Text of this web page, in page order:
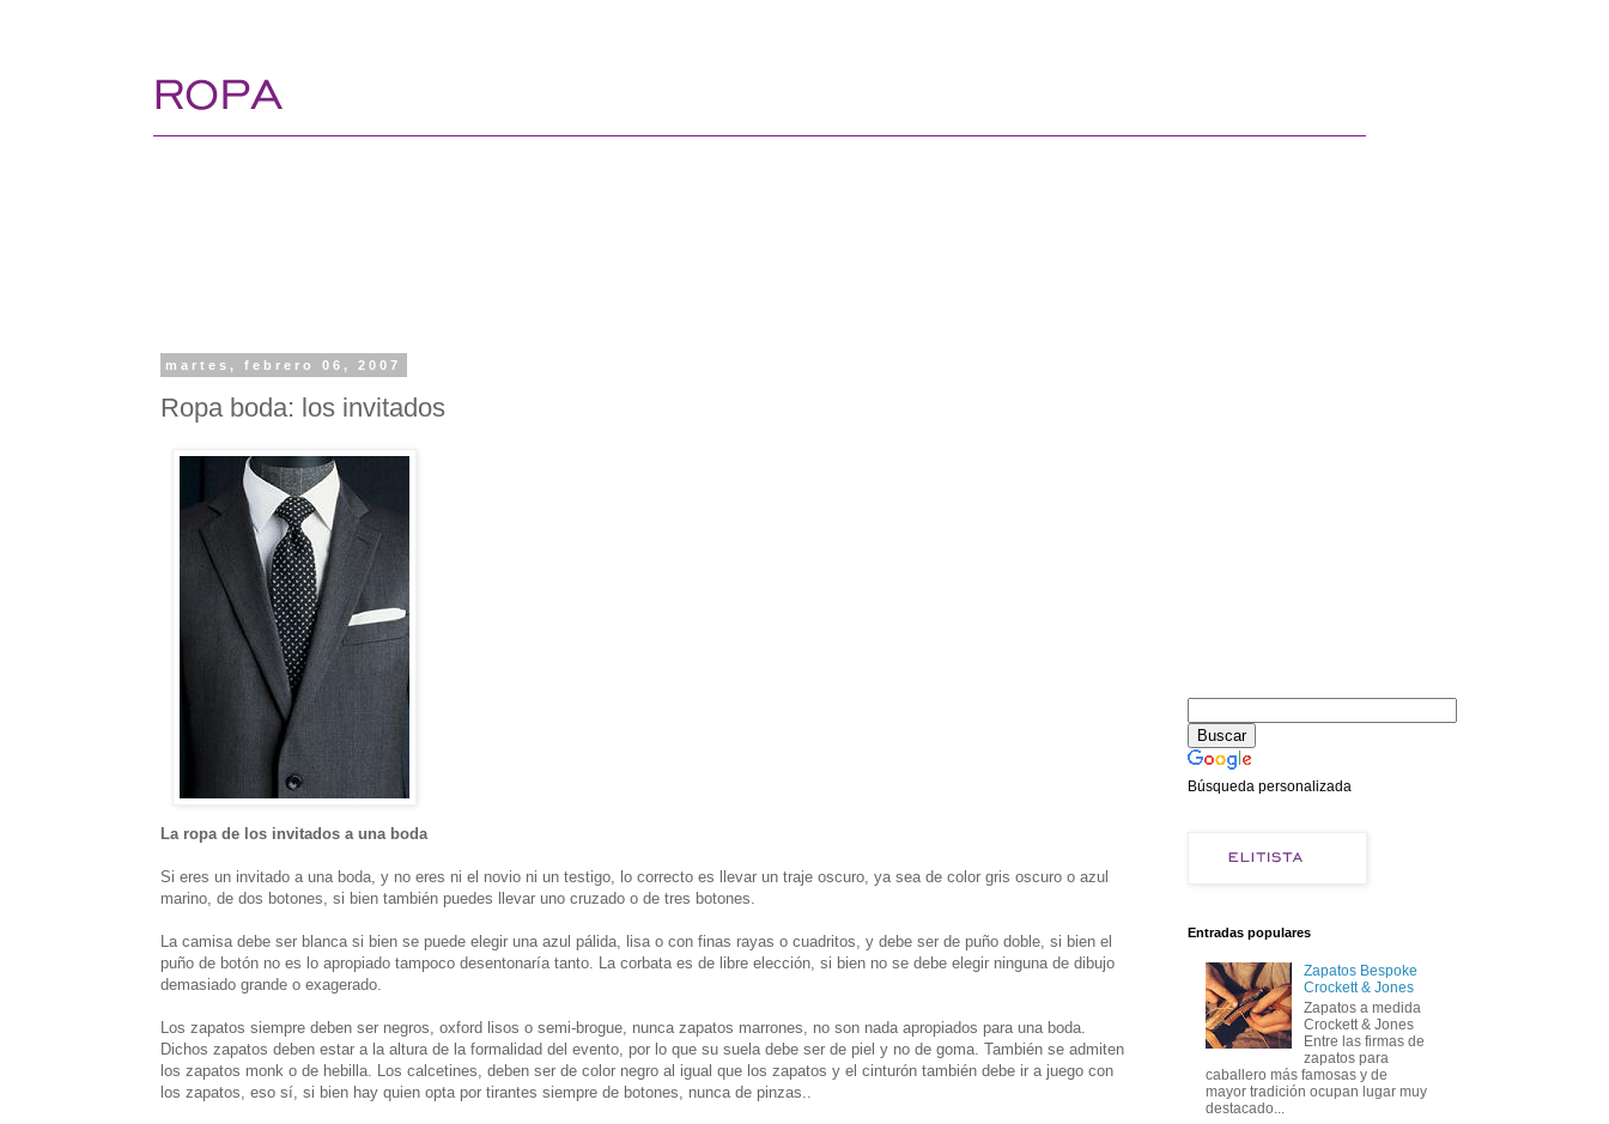
martes, febrero 06, 2007
Ropa boda: los invitados
La ropa de los invitados a una boda
Si eres un invitado a una boda, y no eres ni el novio ni un testigo, lo correcto es llevar un traje oscuro, ya sea de color gris oscuro o azul
marino, de dos botones, si bien también puedes llevar uno cruzado o de tres botones.
La camisa debe ser blanca si bien se puede elegir una azul pálida, lisa o con finas rayas o cuadritos, y debe ser de puño doble, si bien el
puño de botón no es lo apropiado tampoco desentonaría tanto. La corbata es de libre elección, si bien no se debe elegir ninguna de dibujo
demasiado grande o exagerado.
Los zapatos siempre deben ser negros, oxford lisos o semi-brogue, nunca zapatos marrones, no son nada apropiados para una boda.
Dichos zapatos deben estar a la altura de la formalidad del evento, por lo que su suela debe ser de piel y no de goma. También se admiten
los zapatos monk o de hebilla. Los calcetines, deben ser de color negro al igual que los zapatos y el cinturón también debe ir a juego con
los zapatos, eso sí, si bien hay quien opta por tirantes siempre de botones, nunca de pinzas..
Búsqueda personalizada
Entradas populares
Zapatos Bespoke
Crockett & Jones
Zapatos a medida
Crockett & Jones
Entre las firmas de
zapatos para
caballero más famosas y de
mayor tradición ocupan lugar muy
destacado...